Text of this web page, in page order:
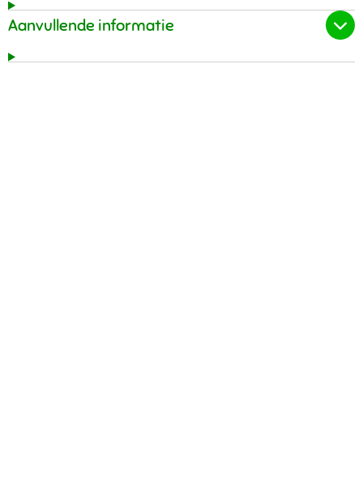
Aanvullende informatie